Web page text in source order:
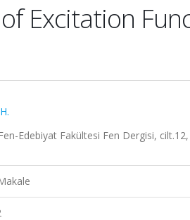
Excitation
Edebiyat Fakültesi Fen Dergisi,